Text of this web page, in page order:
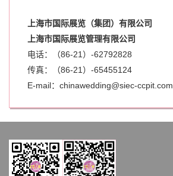
上海市国际展览（集团）有限公司
上海市国际展览管理有限公司
电话：（86-21）-62792828
传真：（86-21）-65455124
E-mail：chinawedding@siec-ccpit.com